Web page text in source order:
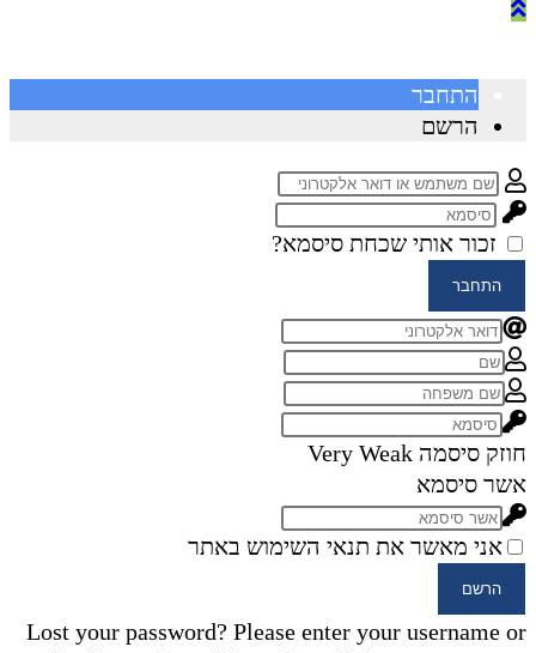
התחבר
הרשם
זכור אותי שכחת סיסמא?
התחבר
חוזק סיסמה Very Weak
אשר סיסמא
אני מאשר את תנאי השימוש באתר
הרשם
Lost your password? Please enter your username or